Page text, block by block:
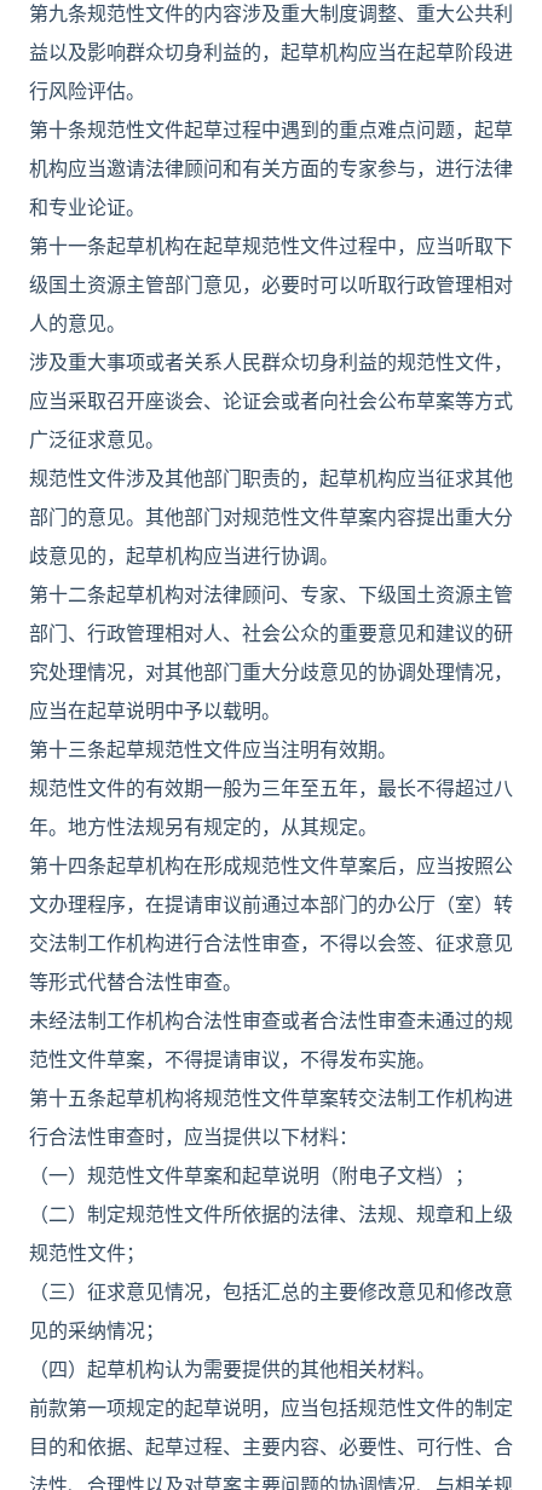
第九条规范性文件的内容涉及重大制度调整、重大公共利
益以及影响群众切身利益的，起草机构应当在起草阶段进
行风险评估。
第十条规范性文件起草过程中遇到的重点难点问题，起草
机构应当邀请法律顾问和有关方面的专家参与，进行法律
和专业论证。
第十一条起草机构在起草规范性文件过程中，应当听取下
级国土资源主管部门意见，必要时可以听取行政管理相对
人的意见。
涉及重大事项或者关系人民群众切身利益的规范性文件，
应当采取召开座谈会、论证会或者向社会公布草案等方式
广泛征求意见。
规范性文件涉及其他部门职责的，起草机构应当征求其他
部门的意见。其他部门对规范性文件草案内容提出重大分
歧意见的，起草机构应当进行协调。
第十二条起草机构对法律顾问、专家、下级国土资源主管
部门、行政管理相对人、社会公众的重要意见和建议的研
究处理情况，对其他部门重大分歧意见的协调处理情况，
应当在起草说明中予以载明。
第十三条起草规范性文件应当注明有效期。
规范性文件的有效期一般为三年至五年，最长不得超过八
年。地方性法规另有规定的，从其规定。
第十四条起草机构在形成规范性文件草案后，应当按照公
文办理程序，在提请审议前通过本部门的办公厅（室）转
交法制工作机构进行合法性审查，不得以会签、征求意见
等形式代替合法性审查。
未经法制工作机构合法性审查或者合法性审查未通过的规
范性文件草案，不得提请审议，不得发布实施。
第十五条起草机构将规范性文件草案转交法制工作机构进
行合法性审查时，应当提供以下材料：
（一）规范性文件草案和起草说明（附电子文档）；
（二）制定规范性文件所依据的法律、法规、规章和上级
规范性文件；
（三）征求意见情况，包括汇总的主要修改意见和修改意
见的采纳情况；
（四）起草机构认为需要提供的其他相关材料。
前款第一项规定的起草说明，应当包括规范性文件的制定
目的和依据、起草过程、主要内容、必要性、可行性、合
法性、合理性以及对草案主要问题的协调情况、与相关规